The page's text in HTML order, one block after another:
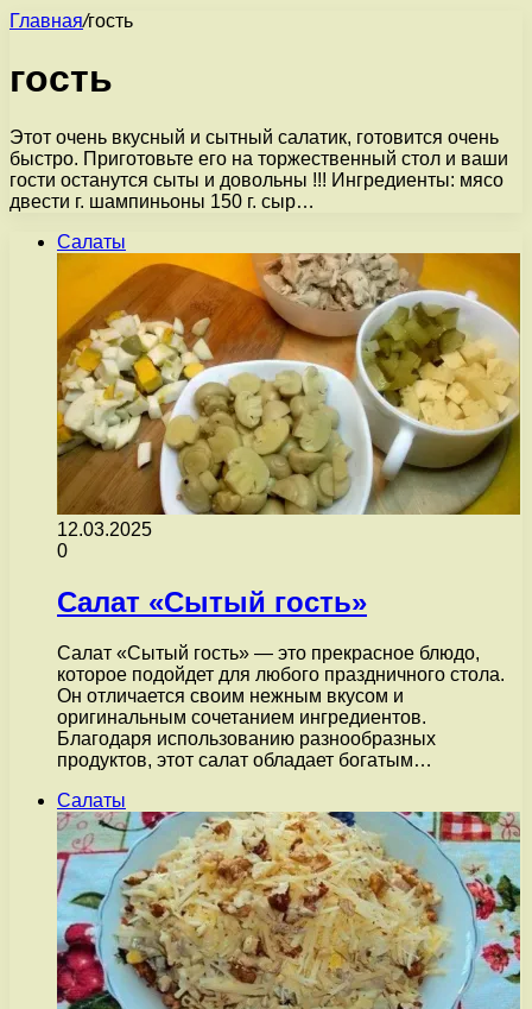
Главная/гость
гость
Этот очень вкусный и сытный салатик, готовится очень
быстро. Приготовьте его на торжественный стол и ваши
гости останутся сыты и довольны !!! Ингредиенты: мясо
двести г. шампиньоны 150 г. сыр…
Салаты
12.03.2025
0
Салат «Сытый гость»
Салат «Сытый гость» — это прекрасное блюдо,
которое подойдет для любого праздничного стола.
Он отличается своим нежным вкусом и
оригинальным сочетанием ингредиентов.
Благодаря использованию разнообразных
продуктов, этот салат обладает богатым…
Салаты